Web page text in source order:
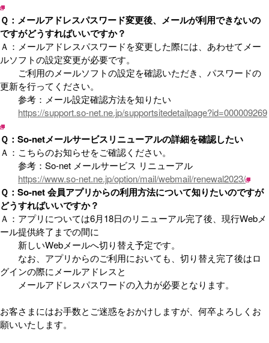
Ｑ：メールアドレスパスワード変更後、メールが利用できないの
ですがどうすればいいですか？
Ａ：メールアドレスパスワードを変更した際には、あわせてメー
ルソフトの設定変更が必要です。
ご利用のメールソフトの設定を確認いただき、パスワードの
更新を行ってください。
参考：メール設定確認方法を知りたい
https://support.so-net.ne.jp/supportsitedetailpage?id=000009269
Ｑ：So-netメールサービスリニューアルの詳細を確認したい
Ａ：こちらのお知らせをご確認ください。
参考：So-net メールサービス リニューアル
https://www.so-net.ne.jp/option/mail/webmail/renewal2023/
Ｑ：So-net 会員アプリからの利用方法について知りたいのですが
どうすればいいですか？
Ａ：アプリについては6月18日のリニューアル完了後、現行Webメ
ール提供終了までの間に
新しいWebメールへ切り替え予定です。
なお、アプリからのご利用においても、切り替え完了後はロ
グインの際にメールアドレスと
メールアドレスパスワードの入力が必要となります。
お客さまにはお手数とご迷惑をおかけしますが、何卒よろしくお
願いいたします。